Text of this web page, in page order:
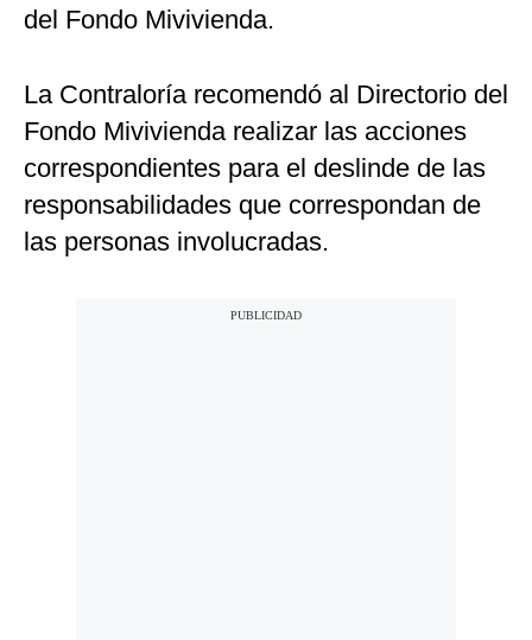
del Fondo Mivivienda.
La Contraloría recomendó al Directorio del
Fondo Mivivienda realizar las acciones
correspondientes para el deslinde de las
responsabilidades que correspondan de
las personas involucradas.